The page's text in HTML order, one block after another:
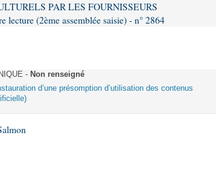
PAR LES FOURNISSEURS
(2ème assemblée saisie) - n° 2864
- Non renseigné
d’une présomption d’utilisation des contenus